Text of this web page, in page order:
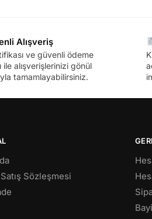
Alışveriş
ve güvenli ödeme
ile alışverişlerinizi gönül
tamamlayabilirsiniz.
Sözleşmesi